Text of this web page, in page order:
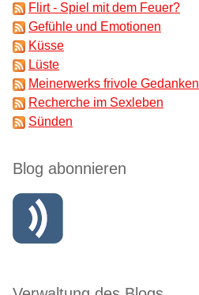
Flirt - Spiel mit dem Feuer?
Gefühle und Emotionen
Küsse
Lüste
Meinerwerks frivole Gedanken
Recherche im Sexleben
Sünden
Blog abonnieren